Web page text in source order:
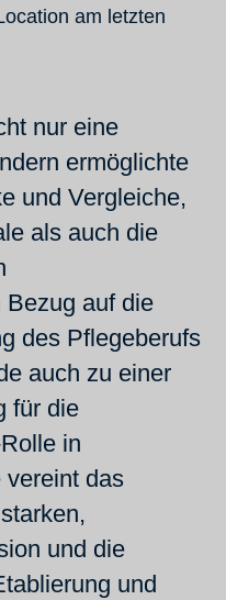
am letzten
nur eine
ermöglichte
und Vergleiche,
als auch die
Bezug auf die
des Pflegeberufs
auch zu einer
für die
in
vereint das
und die
und